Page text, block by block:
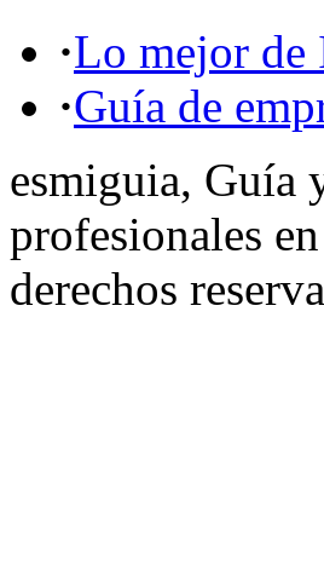
·Lo mejor de
·Guía de
esmiguia, Guía
profesionales
derechos